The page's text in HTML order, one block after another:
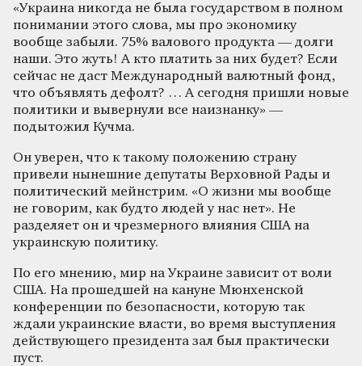
«Украина никогда не была государством в полном
понимании этого слова, мы про экономику
вообще забыли. 75% валового продукта — долги
наши. Это жуть! А кто платить за них будет? Если
сейчас не даст Международный валютный фонд,
что объявлять дефолт? … А сегодня пришли новые
политики и вывернули все наизнанку» —
подытожил Кучма.
Он уверен, что к такому положению страну
привели нынешние депутаты Верховной Рады и
политический мейнстрим. «О жизни мы вообще
не говорим, как будто людей у нас нет». Не
разделяет он и чрезмерного влияния США на
украинскую политику.
По его мнению, мир на Украине зависит от воли
США. На прошедшей на кануне Мюнхенской
конференции по безопасности, которую так
ждали украинские власти, во время выступления
действующего президента зал был практически
пуст.